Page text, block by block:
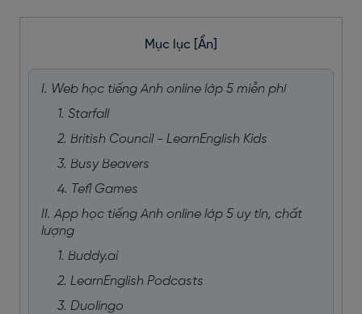
Mục lục [Ẩn]
I. Web học tiếng Anh online lớp 5 miễn phí
1. Starfall
2. British Council - LearnEnglish Kids
3. Busy Beavers
4. Tefl Games
II. App học tiếng Anh online lớp 5 uy tín, chất
lượng
1. Buddy.ai
2. LearnEnglish Podcasts
3. Duolingo